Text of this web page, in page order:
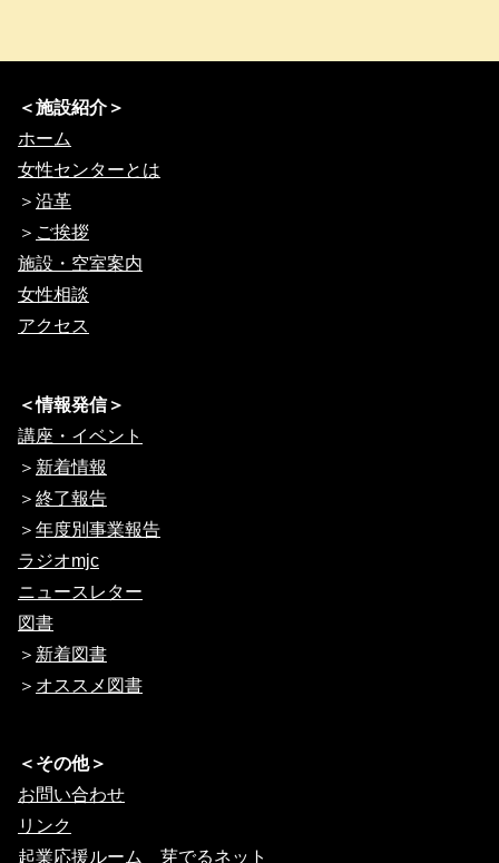
＜施設紹介＞
ホーム
女性センターとは
＞ 沿革
＞ ご挨拶
施設・空室案内
女性相談
アクセス
＜情報発信＞
講座・イベント
＞ 新着情報
＞ 終了報告
＞ 年度別事業報告
ラジオmjc
ニュースレター
図書
＞ 新着図書
＞ オススメ図書
＜その他＞
お問い合わせ
リンク
起業応援ルーム 芽でるネット